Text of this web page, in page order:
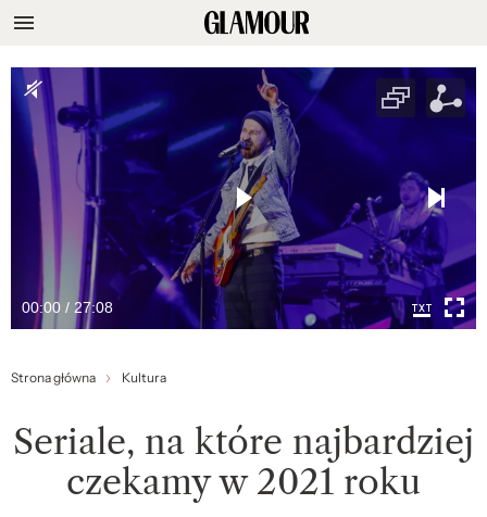
00:00 / 27:08
Strona główna Kultura
Seriale, na które najbardziej
czekamy w 2021 roku